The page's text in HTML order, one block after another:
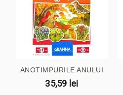
ANOTIMPURILE ANULUI
35,59 lei